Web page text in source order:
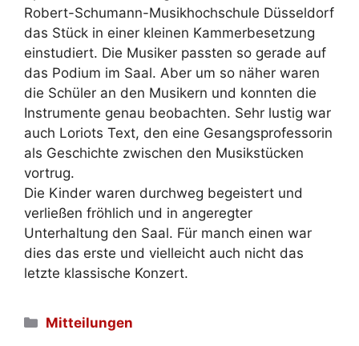
Robert-Schumann-Musikhochschule Düsseldorf
das Stück in einer kleinen Kammerbesetzung
einstudiert. Die Musiker passten so gerade auf
das Podium im Saal. Aber um so näher waren
die Schüler an den Musikern und konnten die
Instrumente genau beobachten. Sehr lustig war
auch Loriots Text, den eine Gesangsprofessorin
als Geschichte zwischen den Musikstücken
vortrug.
Die Kinder waren durchweg begeistert und
verließen fröhlich und in angeregter
Unterhaltung den Saal. Für manch einen war
dies das erste und vielleicht auch nicht das
letzte klassische Konzert.
Kategorien
Mitteilungen